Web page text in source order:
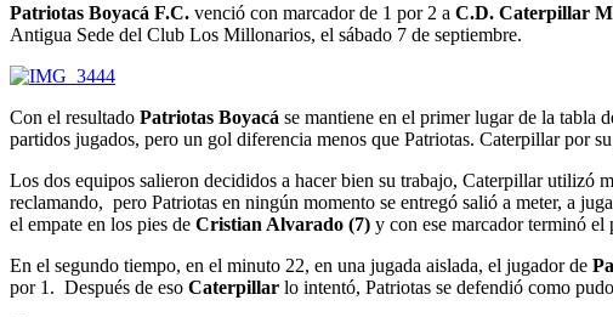
Patriotas Boyacá F.C. venció con marcador de 1 por 2 a C.D. Caterpillar
Antigua Sede del Club Los Millonarios, el sábado 7 de septiembre.
Con el resultado Patriotas Boyacá se mantiene en el primer lugar de la tabla
partidos jugados, pero un gol diferencia menos que Patriotas. Caterpillar por
Los dos equipos salieron decididos a hacer bien su trabajo, Caterpillar utilizó
reclamando, pero Patriotas en ningún momento se entregó salió a meter, a
el empate en los pies de Cristian Alvarado (7) y con ese marcador terminó el
En el segundo tiempo, en el minuto 22, en una jugada aislada, el jugador de
por 1. Después de eso Caterpillar lo intentó, Patriotas se defendió como